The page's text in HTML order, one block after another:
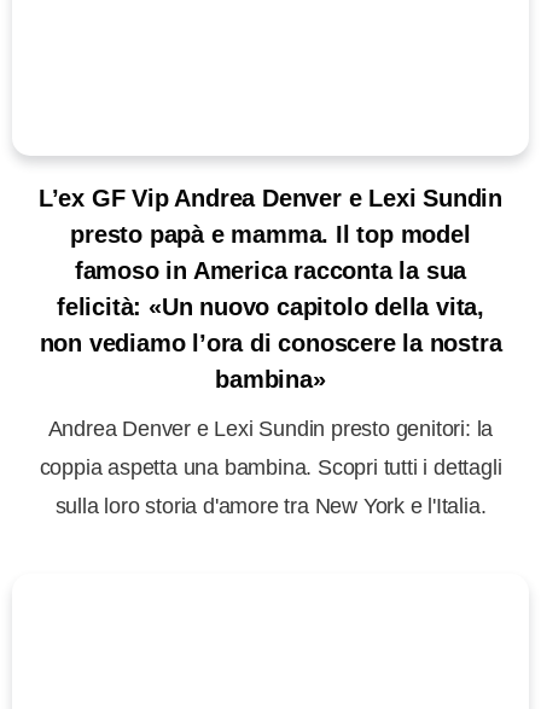
L’ex GF Vip Andrea Denver e Lexi Sundin
presto papà e mamma. Il top model
famoso in America racconta la sua
felicità: «Un nuovo capitolo della vita,
non vediamo l’ora di conoscere la nostra
bambina»
Andrea Denver e Lexi Sundin presto genitori: la
coppia aspetta una bambina. Scopri tutti i dettagli
sulla loro storia d'amore tra New York e l'Italia.